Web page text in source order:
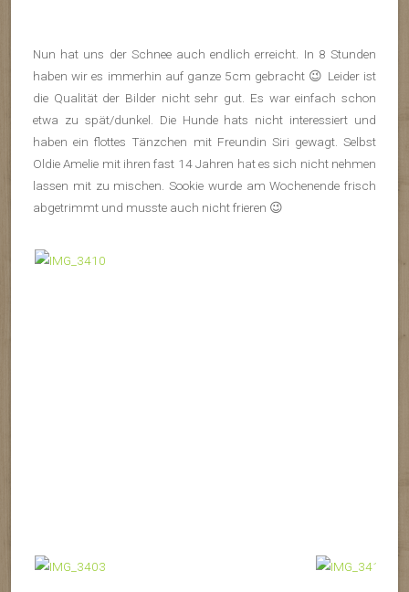
Nun hat uns der Schnee auch endlich erreicht. In 8 Stunden
haben wir es immerhin auf ganze 5cm gebracht 😉 Leider ist
die Qualität der Bilder nicht sehr gut. Es war einfach schon
etwa zu spät/dunkel. Die Hunde hats nicht interessiert und
haben ein flottes Tänzchen mit Freundin Siri gewagt. Selbst
Oldie Amelie mit ihren fast 14 Jahren hat es sich nicht nehmen
lassen mit zu mischen. Sookie wurde am Wochenende frisch
abgetrimmt und musste auch nicht frieren 😉